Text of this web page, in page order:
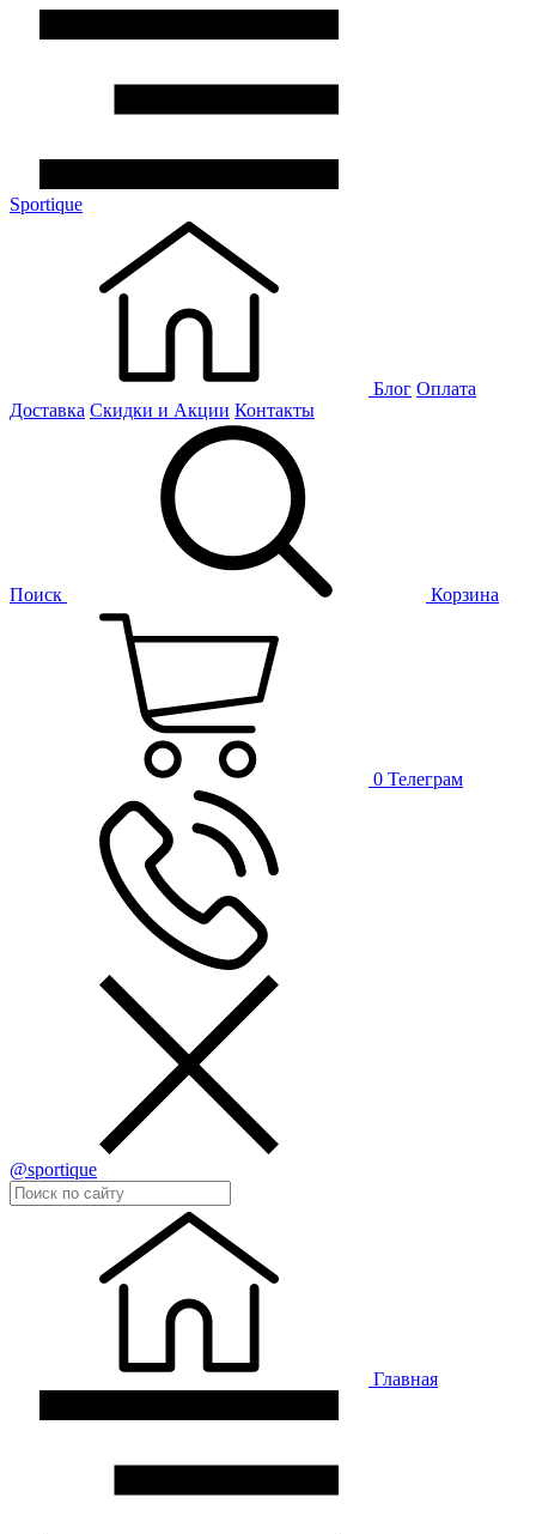
Sportique
Блог Оплата
Доставка Скидки и Акции Контакты
Поиск Корзина
0 Телеграм
@sportique
Главная